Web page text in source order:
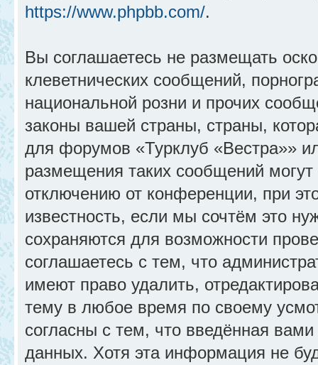
https://www.phpbb.com/.
Вы соглашаетесь не размещать
клеветнических сообщений,
национальной розни и прочих
законы вашей страны, страны,
для форумов «Турклуб «Вестра»»
размещения таких сообщений
отключению от конференции, при
известность, если мы сочтём это
сохраняются для возможности
соглашаетесь с тем, что
имеют право удалить,
тему в любое время по своему
согласны с тем, что введённая
данных. Хотя эта информация не